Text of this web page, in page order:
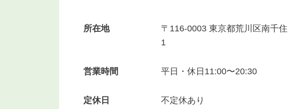
所在地
〒116-0003 東京都荒川区南千
1
営業時間 平日・休日11:00〜20:30
定休日 不定休あり